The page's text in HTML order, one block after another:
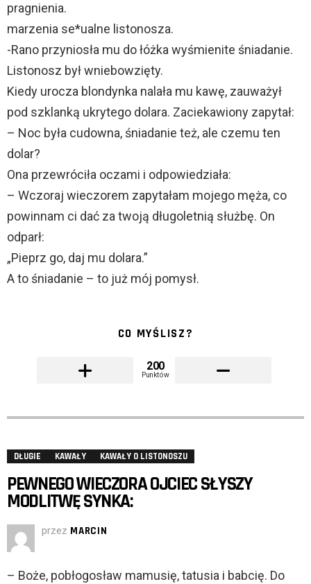
pragnienia.
marzenia se*ualne listonosza.
-Rano przyniosła mu do łóżka wyśmienite śniadanie.
Listonosz był wniebowzięty.
Kiedy urocza blondynka nalała mu kawę, zauważył
pod szklanką ukrytego dolara. Zaciekawiony zapytał:
– Noc była cudowna, śniadanie też, ale czemu ten
dolar?
Ona przewróciła oczami i odpowiedziała:
– Wczoraj wieczorem zapytałam mojego męża, co
powinnam ci dać za twoją długoletnią służbę. On
odparł:
„Pieprz go, daj mu dolara.”
A to śniadanie – to już mój pomysł.
CO MYŚLISZ?
200
Punktów
DŁUGIE KAWAŁY KAWAŁY O LISTONOSZU
PEWNEGO WIECZORA OJCIEC SŁYSZY
MODLITWĘ SYNKA:
przez MARCIN
– Boże, pobłogosław mamusię, tatusia i babcię. Do